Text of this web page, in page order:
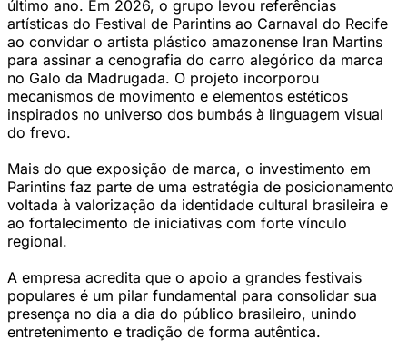
último ano. Em 2026, o grupo levou referências
artísticas do Festival de Parintins ao Carnaval do Recife
ao convidar o artista plástico amazonense Iran Martins
para assinar a cenografia do carro alegórico da marca
no Galo da Madrugada. O projeto incorporou
mecanismos de movimento e elementos estéticos
inspirados no universo dos bumbás à linguagem visual
do frevo.
Mais do que exposição de marca, o investimento em
Parintins faz parte de uma estratégia de posicionamento
voltada à valorização da identidade cultural brasileira e
ao fortalecimento de iniciativas com forte vínculo
regional.
A empresa acredita que o apoio a grandes festivais
populares é um pilar fundamental para consolidar sua
presença no dia a dia do público brasileiro, unindo
entretenimento e tradição de forma autêntica.